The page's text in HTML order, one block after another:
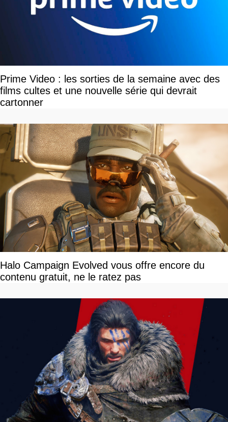
Prime Video : les sorties de la semaine avec des
films cultes et une nouvelle série qui devrait
cartonner
Halo Campaign Evolved vous offre encore du
contenu gratuit, ne le ratez pas